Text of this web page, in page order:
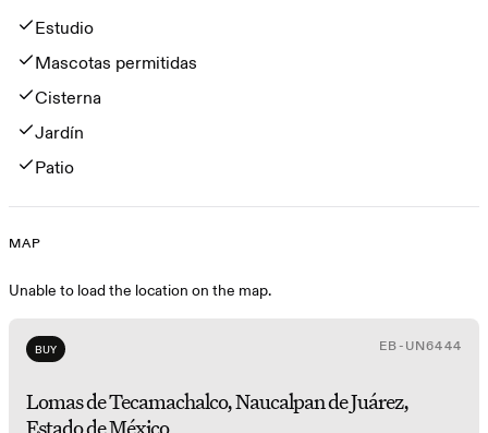
Estudio
Mascotas permitidas
Cisterna
Jardín
Patio
Map
MAP
Unable to load the location on the map.
BUY EB-UN6444
Lomas de Tecamachalco, Naucalpan de Juárez,
Estado de México